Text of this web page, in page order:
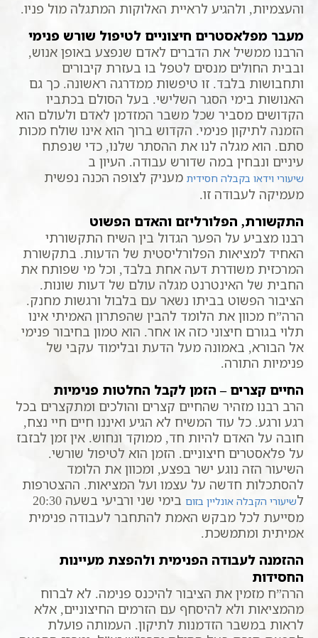
והעצמיות, ולהגיע לראיית האלוקות המתגלה מול פניו.
מעבר מפלאסטרים חיצוניים לטיפול שורש פנימי
הרבנו ממשיל את הדברים לאדם שנפצע באופן אנוש,
ובבית החולים מנסים לטפל בו בעזרת קיבורים
ותחבושות בלבד. זו טיפשות ממדרגה ראשונה. כך גם
האנושות בימי הסגר השלישי. בעל הסולם בכתביו
הקדושים מסביר שכל משבר המזדמן לאדם ולעולם הוא
הזמנה לתיקון פנימי. הקדוש ברוך הוא אינו שולח מכות
סתם. הוא מגלה לנו את ההסתר שלנו, כדי שנפתח
עיניים ונבחין במה שדורש עבודה. העיון ב
שיעורי וידאו בקבלה חסידית מעניק לצופה הכנה נפשית
מעמיקה לעבודה זו.
התקשורת, הפלורליזם והאדם הפשוט
רבנו מצביע על הפער הגדול בין השיח התקשורתי
האחיד למציאות הפלורליסטית של הדעות. בתקשורת
המרכזית משודרת דעה אחת בלבד, וכל מי שפותח את
החבית של האינטרנט מגלה עולם של דעות שונות.
הציבור הפשוט בביתו נשאר עם בלבול ורגשות מחנק.
הרה”ח מכוון את הלומד להבין שהפתרון האמיתי אינו
תלוי בגורם חיצוני כזה או אחר. הוא טמון בחיבור פנימי
אל הבורא, באמונה מעל הדעת ובלימוד עקבי של
פנימיות התורה.
החיים קצרים – הזמן לקבל החלטות פנימיות
הרב רבנו מזהיר שהחיים קצרים והולכים ומתקצרים בכל
רגע ורגע. כל עוד המשיח לא הגיע ואיננו חיים חיי נצח,
חובה על האדם להיות חד, ממוקד ונחוש. אין זמן לבזבז
על פלאסטרים חיצוניים. הזמן הוא לטיפול שורשי.
השיעור הזה נוגע ישר בפצע, ומכוון את הלומד
להסתכלות חדשה על עצמו ועל המציאות. ההצטרפות
לשיעורי הקבלה אונליין בזום
בימי שני ורביעי בשעה 20:30
מסייעת לכל מבקש האמת להתחבר לעבודה פנימית
אמיתית ומתמשכת.
ההזמנה לעבודה הפנימית ולהפצת מעיינות
החסידות
הרה”ח מזמין את הציבור להיכנס פנימה. לא לברוח
מהמציאות ולא להיסחף עם הזרמים החיצוניים, אלא
לראות במשבר הזדמנות לתיקון. העמותה פועלת